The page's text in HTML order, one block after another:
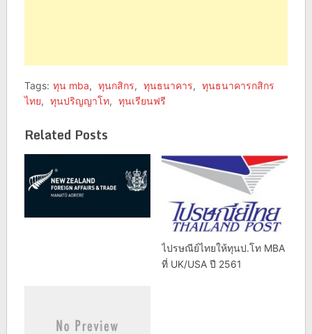
Tags: ทุน mba, ทุนกสิกร, ทุนธนาคาร, ทุนธนาคารกสิกร
ไทย, ทุนปริญญาโท, ทุนเรียนฟรี
Related Posts
ไปรษณีย์ไทยให้ทุนป.โท MBA
ที่ UK/USA ปี 2561